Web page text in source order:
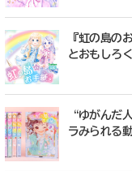
『虹の島の
とおもしろ
“ゆがんだ
ラみられる